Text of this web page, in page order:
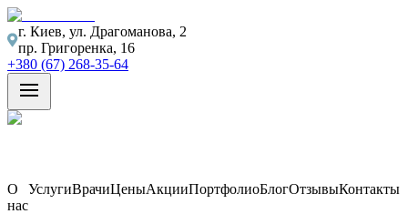
г. Киев, ул. Драгоманова, 2
пр. Григоренка, 16
+380 (67) 268-35-64
О
нас
УслугиВрачиЦеныАкцииПортфолиоБлогОтзывыКонтакты